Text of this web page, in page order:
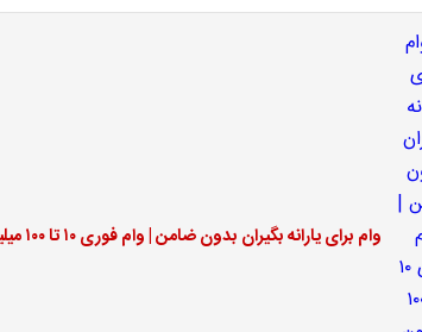
وام برای یارانه بگیران بدون ضامن | وام فوری ۱۰ تا ۱۰۰ میلیون تومانی بانک رفاه